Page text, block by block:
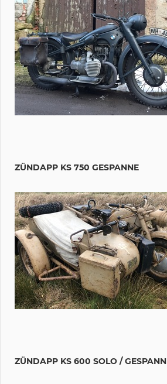
ZÜNDAPP KS 750 GESPANNE
ZÜNDAPP KS 600 SOLO / GESPANN